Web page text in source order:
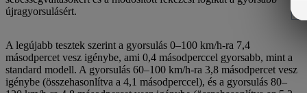
újragyorsulásért.
A legújabb tesztek szerint a gyorsulás 0–100 km/h-ra 7,4
másodpercet vesz igénybe, ami 0,4 másodperccel gyorsabb, mint a
standard modell. A gyorsulás 60–100 km/h-ra 3,8 másodpercet vesz
igénybe (összehasonlítva a 4,1 másodperccel), és a gyorsulás 80–